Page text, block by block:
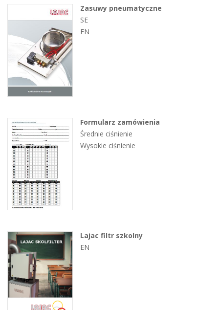
Zasuwy pneumatyczne
SE
EN
Formularz zamówienia
Średnie ciśnienie
Wysokie ciśnienie
Lajac filtr szkolny
EN